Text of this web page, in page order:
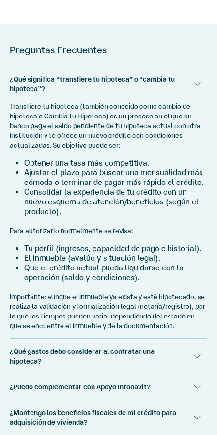
Preguntas Frecuentes
¿Qué significa “transfiere tu hipoteca” o “cambia tu
hipoteca”?
Transfiere tu hipoteca (también conocido como cambio de
hipoteca o Cambia tu Hipoteca) es un proceso en el que un
banco paga el saldo pendiente de tu hipoteca actual con otra
institución y te ofrece un nuevo crédito con condiciones
actualizadas. Su objetivo puede ser:
Obtener una tasa más competitiva.
Ajustar el plazo para buscar una mensualidad más
cómoda o terminar de pagar más rápido el crédito.
Consolidar la experiencia de tu crédito con un
nuevo esquema de atención/beneficios (según el
producto).
Para autorizarlo normalmente se revisa:
Tu perfil (ingresos, capacidad de pago e historial).
El inmueble (avalúo y situación legal).
Que el crédito actual pueda liquidarse con la
operación (saldo y condiciones).
Importante: aunque el inmueble ya exista y esté hipotecado, se
realiza la validación y formalización legal (notaría/registro), por
lo que los tiempos pueden variar dependiendo del estado en
que se encuentre el inmueble y de la documentación.
¿Qué gastos debo considerar al contratar una
hipoteca?
contemplar que, además del enganche (si aplica), existen
gastos asociados al proceso y formalización. Los principales
Avalúo: determina el valor del inmueble y es un
¿Puedo complementar con Apoyo Infonavit?
momento en que contratas tu crédito o posterior a la
formalización.
¿Mantengo los beneficios fiscales de mi crédito para
adquisición de vivienda?